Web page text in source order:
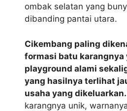
ombak selatan yang
dibanding pantai utara.
Cikembang paling
formasi batu karangnya
playground alami
yang hasilnya terlihat
usaha yang dikeluarkan.
karangnya unik,